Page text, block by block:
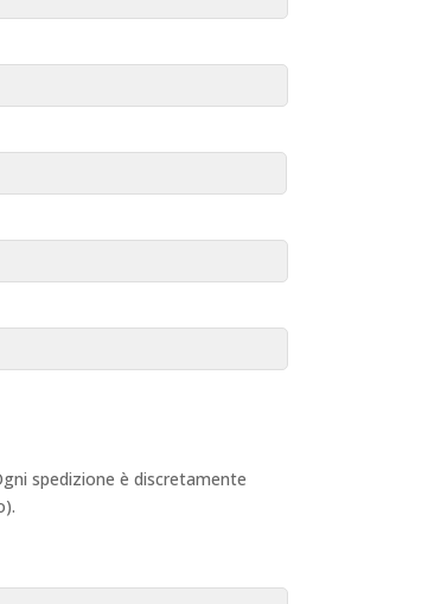
spedizione è discretamente